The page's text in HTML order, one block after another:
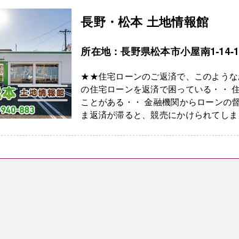
長野・松本 土地情報館
所在地：長野県松本市小屋南1-14-
★★住宅ローンのご返済で、このよ
の住宅ローンを返済で困っている・・
ことがある・・ 金融機関からローンの
ま返済が滞ると、競売にかけられてし